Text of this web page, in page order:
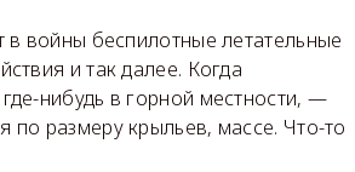
в войны беспилотные летательные
и так далее. Когда
нибудь в горной местности, —
по размеру крыльев, массе. Что-то